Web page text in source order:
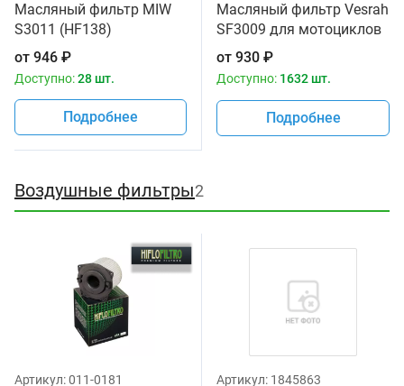
Масляный фильтр MIW
S3011 (HF138)
от 946 ₽
Доступно:28 шт.
Подробнее
Масляный фильтр Vesrah
SF3009 для мотоциклов
от 930 ₽
Доступно: 1632 шт.
Подробнее
Воздушные фильтры2
Артикул:011-0181 Артикул: 1845863